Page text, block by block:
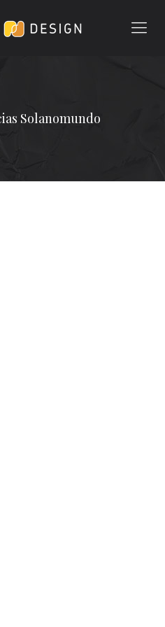
Solanomundo